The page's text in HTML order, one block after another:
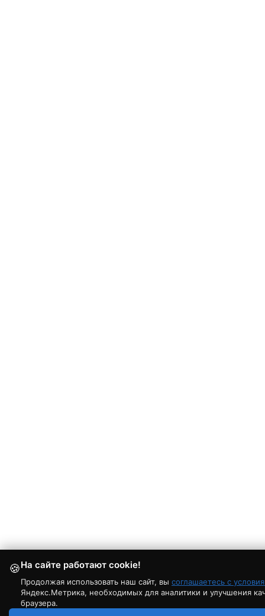
🍪На сайте работают cookie!
Продолжая использовать наш сайт, вы соглашаетесь с
Яндекс.Метрика, необходимых для аналитики и улучшения
браузера.